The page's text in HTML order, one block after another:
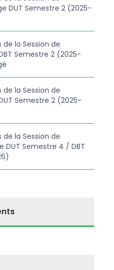
DUT Semestre 2 (2025-
la Session de
Semestre 2 (2025-
la Session de
Semestre 2 (2025-
la Session de
Semestre 4 / DBT